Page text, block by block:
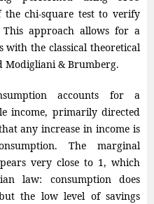
chi-square test to verify
approach allows for a
with the classical theoretical
Modigliani & Brumberg.
accounts for a
income, primarily directed
any increase in income is
The marginal
very close to 1, which
law: consumption does
the low level of savings